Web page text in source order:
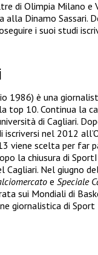
di Olimpia Milano e
alla Dinamo Sassari.
i suoi studi
1986) è una
top 10. Continua la
di Cagliari.
nel 2012
viene scelta per far
la chiusura di
Cagliari. Nel giugno
e Speciale
sui Mondiali di
giornalistica di